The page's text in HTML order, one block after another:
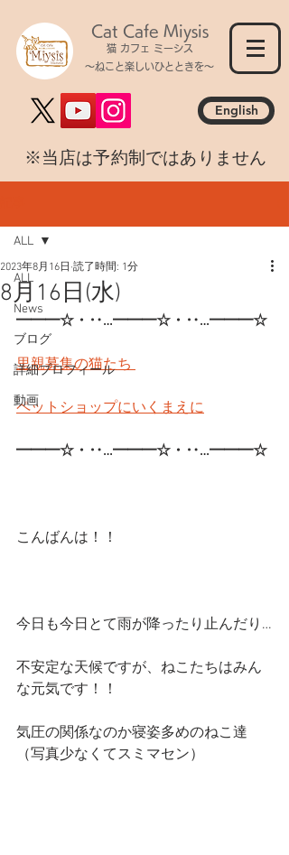
Cat Cafe Miysis
猫 カフェ ミーシス
～ねこと楽しいひとときを～
English
​※当店は予約制ではありません
ALL
News
ブログ
詳細プロフィール
動画
ALL
8月16日(水)
2023年8月16日 読了時間: 1分
━━━☆・‥…━━━☆・‥…━━━☆
里親募集の猫たち
ペットショップにいくまえに
━━━☆・‥…━━━☆・‥…━━━☆
こんばんは！！
今日も今日とて雨が降ったり止んだり…
不安定な天候ですが、ねこたちはみん
な元気です！！
気圧の関係なのか寝姿多めのねこ達
（写真少なくてスミマセン）